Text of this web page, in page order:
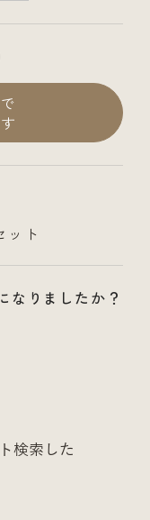
ット
なりましたか？
検索した